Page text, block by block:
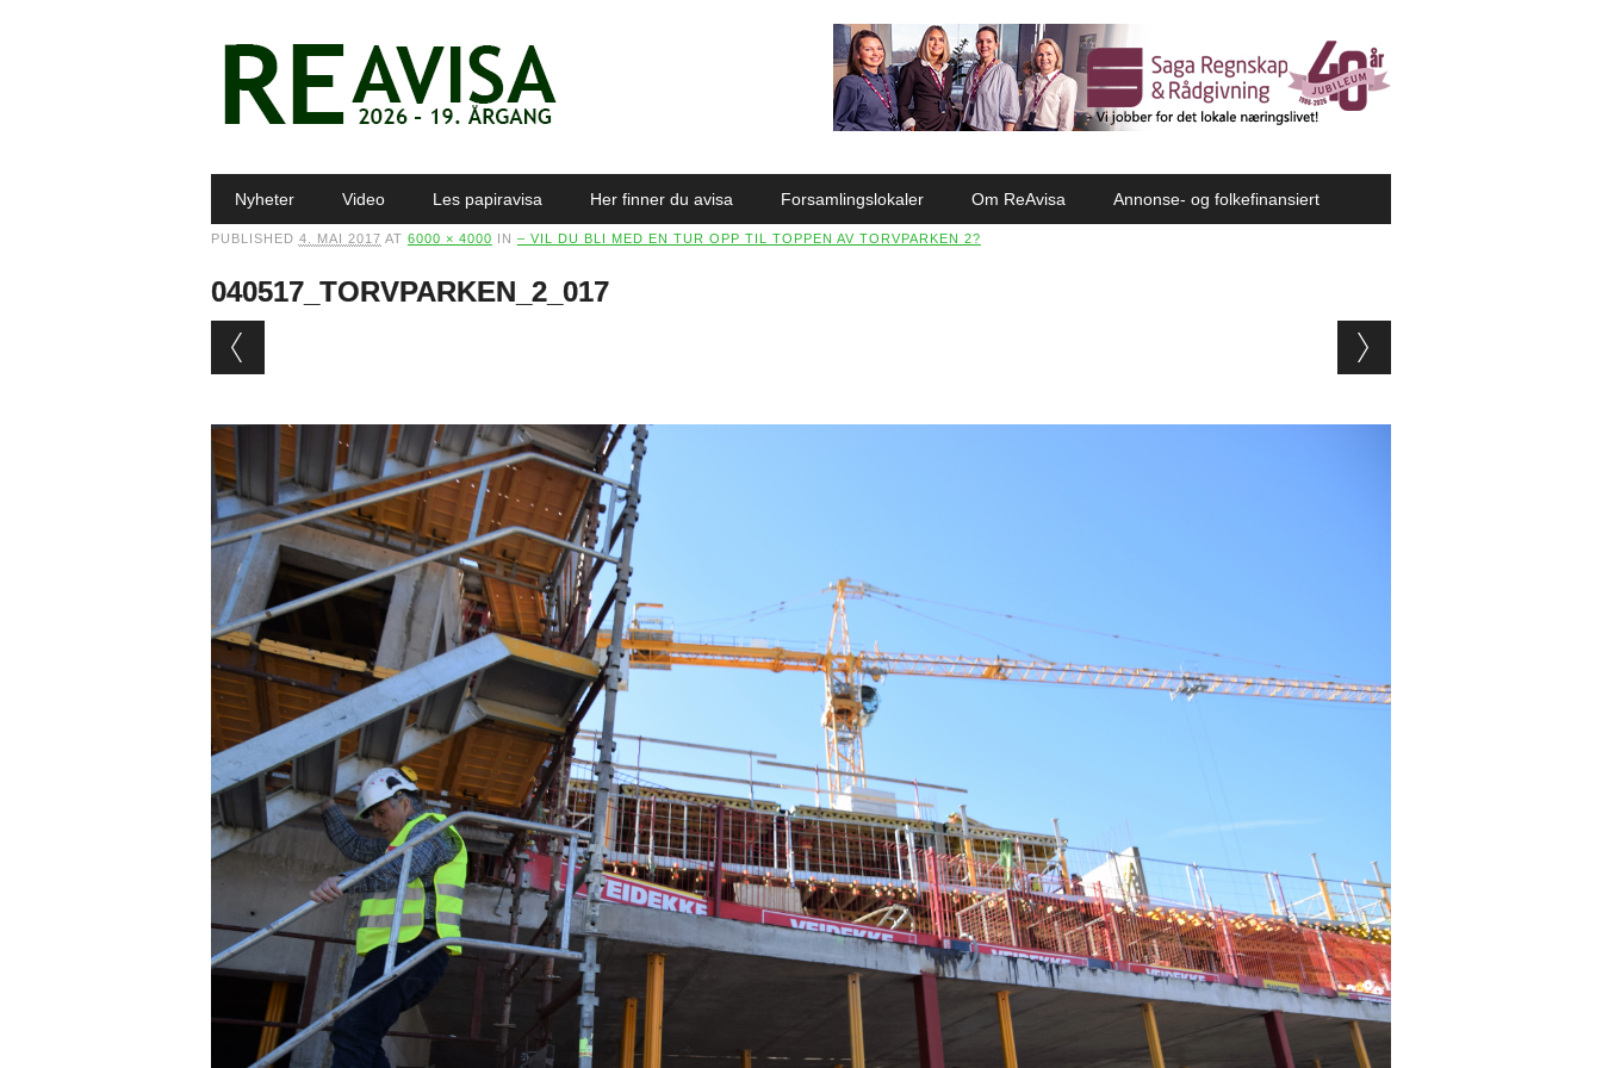
Main menu
Nyheter Video Les papiravisa Her finner du avisa Forsamlingslokaler Om ReAvisa Annonse- og folkefinansiert
PUBLISHED 4. MAI 2017 AT 6000 × 4000 IN – VIL DU BLI MED EN TUR OPP TIL TOPPEN AV TORVPARKEN 2?
040517_TORVPARKEN_2_017